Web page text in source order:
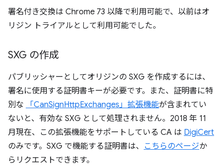
署名付き交換は Chrome 73 以降で利用可能で、以前はオ
リジン トライアルとして利用可能でした。
SXG の作成
パブリッシャーとしてオリジンの SXG を作成するには、
署名に使用する証明書キーが必要です。また、証明書に特
別な
「CanSignHttpExchanges」拡張機能が含まれてい
ないと、有効な SXG として処理されません。2018 年 11
月現在、この拡張機能をサポートしている CA は DigiCert
のみです。SXG で機能する証明書は、 こちらのページか
らリクエストできます。